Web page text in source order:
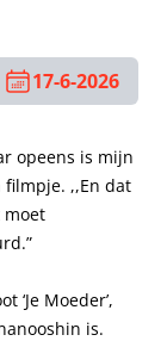
17-6-2026
opeens is mijn
filmpje. ,,En dat
moet
‘Je Moeder’,
is.